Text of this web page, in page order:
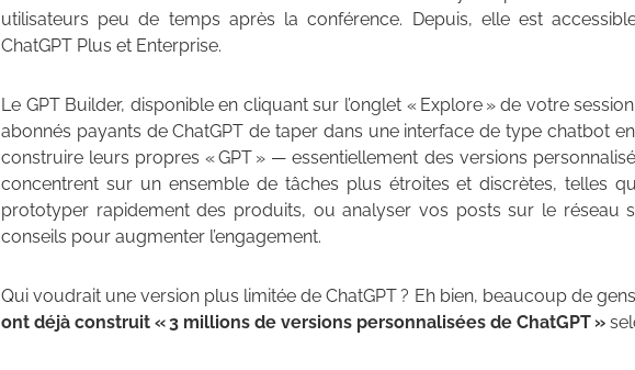
utilisateurs peu de temps après la conférence. Depuis, elle est
ChatGPT Plus et Enterprise.
Le GPT Builder, disponible en cliquant sur l’onglet « Explore » de votre
abonnés payants de ChatGPT de taper dans une interface de type chatbot
construire leurs propres « GPT » — essentiellement des versions
concentrent sur un ensemble de tâches plus étroites et discrètes, telles
prototyper rapidement des produits, ou analyser vos posts sur le réseau
conseils pour augmenter l’engagement.
Qui voudrait une version plus limitée de ChatGPT ? Eh bien, beaucoup de
ont déjà construit « 3 millions de versions personnalisées de ChatGPT »